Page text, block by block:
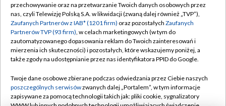
Abonament TVP
Emisja w TVP
Centrum informacji TVP
Naziemna Telewizja Cyfrowa
Rada Programowa
System NOS
Regulamin TVP
Polityka prywatności
Moje zgody
Pomoc
Kontakt
przechowywanie oraz na przetwarzanie Twoich danych osobowych przez
nas, czyli Telewizję Polską S.A. w likwidacji (zwaną dalej również „TVP”),
Zaufanych Partnerów z IAB* (1201 firm) oraz pozostałych Zaufanych
Partnerów TVP (93 firm), w celach marketingowych (w tym do
zautomatyzowanego dopasowania reklam do Twoich zainteresowań i
mierzenia ich skuteczności) i pozostałych, które wskazujemy poniżej, a
także zgody na udostępnianie przez nas identyfikatora PPID do Google.
Twoje dane osobowe zbierane podczas odwiedzania przez Ciebie naszych
poszczególnych serwisówzwanych dalej „Portalem”, w tym informacje
zapisywane za pomocą technologii takich jak: pliki cookie, sygnalizatory